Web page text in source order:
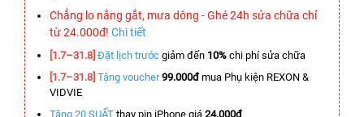
Chẳng lo nắng gắt, mưa dông - Ghé 24h sửa chữa chỉ
từ 24.000đ! Chi tiết
[1.7–31.8] Đặt lịch trước giảm đến 10% chi phí sửa chữa
[1.7–31.8] Tặng voucher 99.000đmua Phụ kiện REXON &
VIDVIE
Tặng 20 SUẤT thay pin iPhone giá 24.000đ